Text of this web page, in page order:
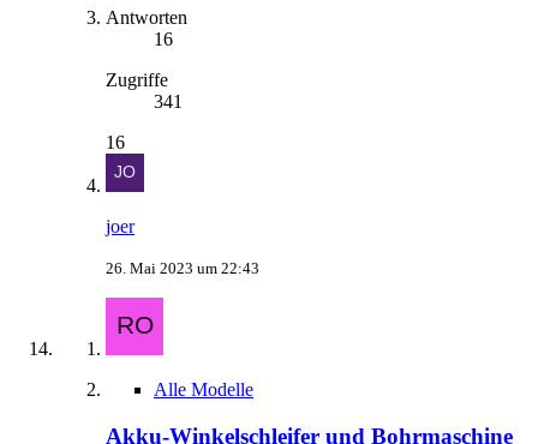
Antworten
16
Zugriffe
341
16
joer
26. Mai 2023 um 22:43
Alle Modelle
Akku-Winkelschleifer und Bohrmaschine